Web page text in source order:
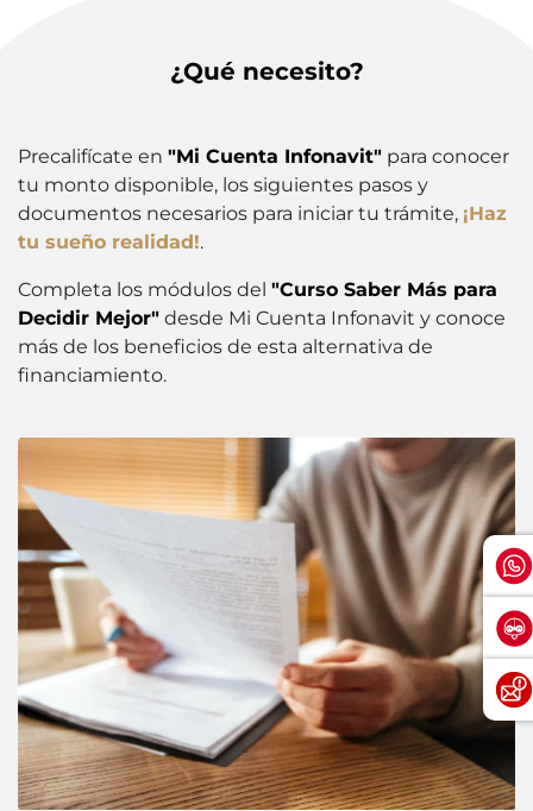
¿Qué necesito?
Precalifícate en "Mi Cuenta Infonavit" para conocer
tu monto disponible, los siguientes pasos y
documentos necesarios para iniciar tu trámite, ¡Haz
tu sueño realidad!.
Completa los módulos del "Curso Saber Más para
Decidir Mejor" desde Mi Cuenta Infonavit y conoce
más de los beneficios de esta alternativa de
financiamiento.